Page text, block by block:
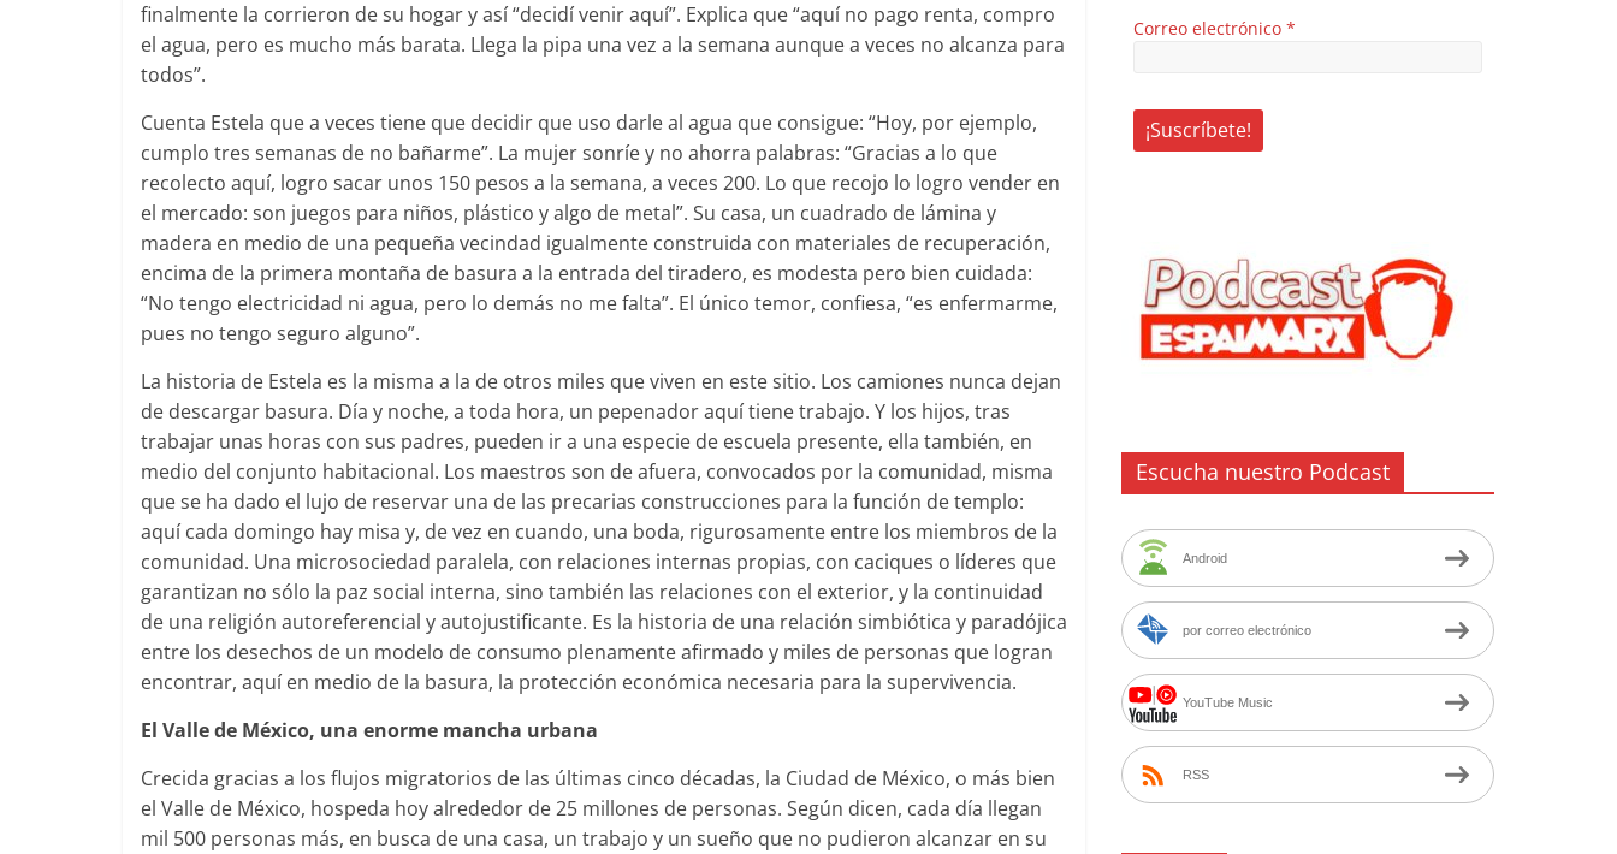
finalmente la corrieron de su hogar y así “decidí venir aquí”. Explica que “aquí no pago renta, compro
el agua, pero es mucho más barata. Llega la pipa una vez a la semana aunque a veces no alcanza para
todos”.
Cuenta Estela que a veces tiene que decidir que uso darle al agua que consigue: “Hoy, por ejemplo,
cumplo tres semanas de no bañarme”. La mujer sonríe y no ahorra palabras: “Gracias a lo que
recolecto aquí, logro sacar unos 150 pesos a la semana, a veces 200. Lo que recojo lo logro vender en
el mercado: son juegos para niños, plástico y algo de metal”. Su casa, un cuadrado de lámina y
madera en medio de una pequeña vecindad igualmente construida con materiales de recuperación,
encima de la primera montaña de basura a la entrada del tiradero, es modesta pero bien cuidada:
“No tengo electricidad ni agua, pero lo demás no me falta”. El único temor, confiesa, “es enfermarme,
pues no tengo seguro alguno”.
La historia de Estela es la misma a la de otros miles que viven en este sitio. Los camiones nunca dejan
de descargar basura. Día y noche, a toda hora, un pepenador aquí tiene trabajo. Y los hijos, tras
trabajar unas horas con sus padres, pueden ir a una especie de escuela presente, ella también, en
medio del conjunto habitacional. Los maestros son de afuera, convocados por la comunidad, misma
que se ha dado el lujo de reservar una de las precarias construcciones para la función de templo:
aquí cada domingo hay misa y, de vez en cuando, una boda, rigurosamente entre los miembros de la
comunidad. Una microsociedad paralela, con relaciones internas propias, con caciques o líderes que
garantizan no sólo la paz social interna, sino también las relaciones con el exterior, y la continuidad
de una religión autoreferencial y autojustificante. Es la historia de una relación simbiótica y paradójica
entre los desechos de un modelo de consumo plenamente afirmado y miles de personas que logran
encontrar, aquí en medio de la basura, la protección económica necesaria para la supervivencia.
El Valle de México, una enorme mancha urbana
Crecida gracias a los flujos migratorios de las últimas cinco décadas, la Ciudad de México, o más bien
el Valle de México, hospeda hoy alrededor de 25 millones de personas. Según dicen, cada día llegan
mil 500 personas más, en busca de una casa, un trabajo y un sueño que no pudieron alcanzar en su
Correo electrónico *
Escucha nuestro Podcast
Android
por correo electrónico
YouTube Music
RSS